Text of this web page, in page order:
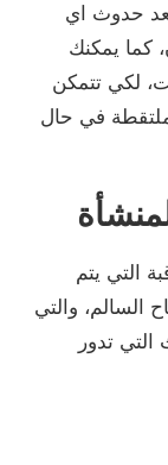
بعد حدوث اي
كما يمكنك
لكي تتمكن
في حال
التي يتم
السالم، والتي
تدور